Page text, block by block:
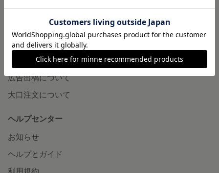
minneの本
企業の方へ
広告出稿について
大口注文について
ヘルプセンター
お知らせ
ヘルプとガイド
利用規約